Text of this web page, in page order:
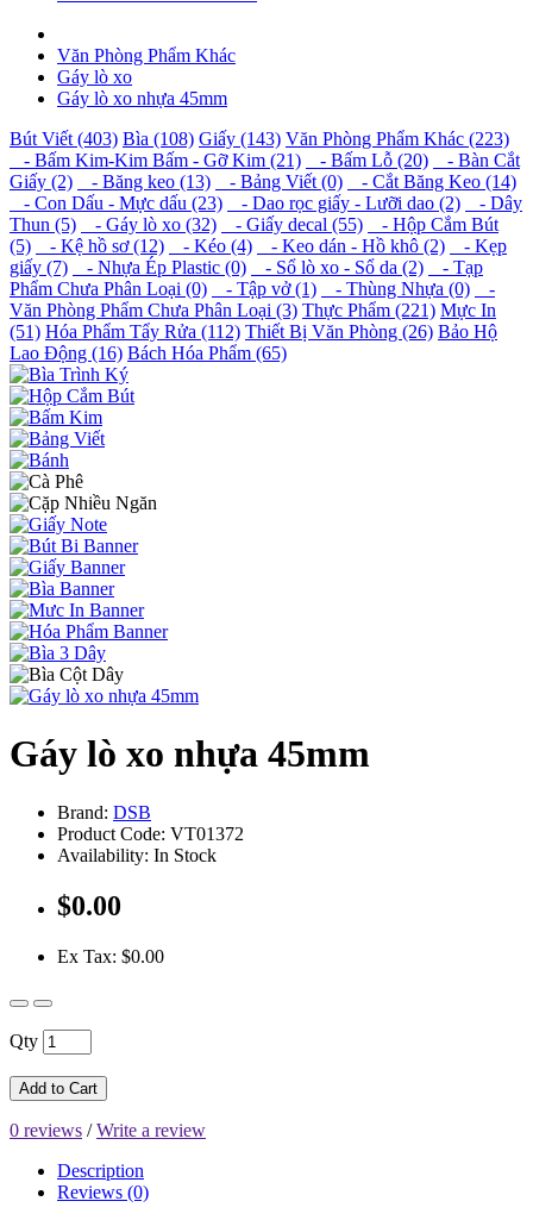
Văn Phòng Phẩm Khác
Gáy lò xo
Gáy lò xo nhựa 45mm
Bút Viết (403) Bìa (108) Giấy (143) Văn Phòng Phẩm Khác (223)
- Bấm Kim-Kim Bấm - Gỡ Kim (21)
- Bấm Lỗ (20)
- Bàn Cắt
Giấy (2)
- Băng keo (13) - Bảng Viết (0)
- Cắt Băng Keo (14)
- Con Dấu - Mực dấu (23)
- Dao rọc giấy - Lưỡi dao (2)
- Dây
Thun (5)
- Gáy lò xo (32) - Giấy decal (55)
- Hộp Cắm Bút
(5)
- Kệ hồ sơ (12) - Kéo (4) - Keo dán - Hồ khô (2)
- Kẹp
giấy (7)
- Nhựa Ép Plastic (0) - Sổ lò xo - Sổ da (2)
- Tạp
Phẩm Chưa Phân Loại (0)
- Tập vở (1) - Thùng Nhựa (0)
-
Văn Phòng Phẩm Chưa Phân Loại (3) Thực Phẩm (221) Mực In
(51) Hóa Phẩm Tẩy Rửa (112) Thiết Bị Văn Phòng (26) Bảo Hộ
Lao Động (16) Bách Hóa Phẩm (65)
Gáy lò xo nhựa 45mm
Brand: DSB
Product Code: VT01372
Availability: In Stock
$0.00
Ex Tax: $0.00
Qty
Add to Cart
0 reviews /Write a review
Description
Reviews (0)